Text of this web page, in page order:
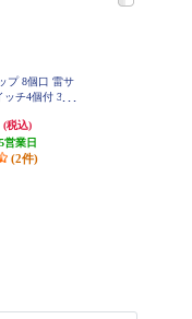
プ 8個口 雷サ
チ4個付 3m
(税込)
5営業日
(2件)